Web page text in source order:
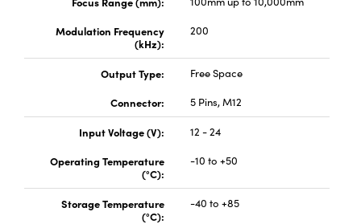
Modulation Frequency
(kHz):
200
Output Type:
Free Space
Connector:
5 Pins, M12
Input Voltage (V):
12 - 24
Operating Temperature
(°C):
-10 to +50
Storage Temperature
(°C):
-40 to +85